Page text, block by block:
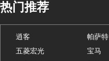
热门推荐
逍客 帕萨特
五菱宏光
宝马